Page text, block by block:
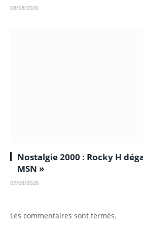
08/08/2026
Nostalgie 2000 : Rocky H
MSN »
07/08/2026
Les commentaires sont fermés.